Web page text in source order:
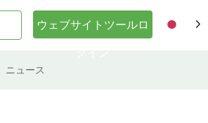
ウェブサイトツールロ
ニュース